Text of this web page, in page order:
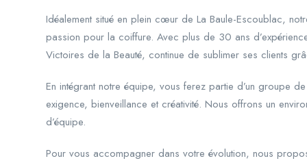
Idéalement situé en plein cœur de La Baule-Escoublac,
passion pour la coiffure. Avec plus de 30 ans
Victoires de la Beauté, continue de sublimer ses clients
En intégrant notre équipe, vous ferez partie d’un groupe
exigence, bienveillance et créativité. Nous offrons un
d’équipe.
Pour vous accompagner dans votre évolution, nous